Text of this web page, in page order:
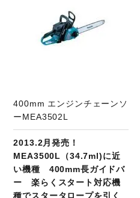
400mm エンジンチェーンソ
ーMEA3502L
2013.2月発売！
MEA3500L（34.7ml)に近
い機種 400mm長ガイドバ
ー 楽らくスタート対応機
種でスタータロープを引く